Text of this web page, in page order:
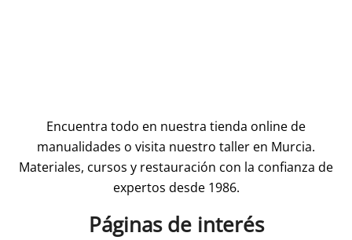
Encuentra todo en nuestra tienda online de
manualidades o visita nuestro taller en Murcia.
Materiales, cursos y restauración con la confianza de
expertos desde 1986.
Páginas de interés